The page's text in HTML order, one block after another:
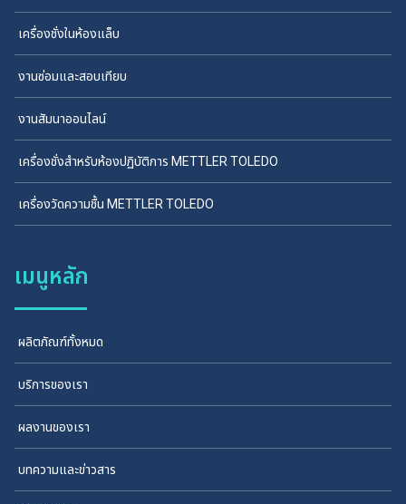
เครื่องชั่งในห้องแล็บ
งานซ่อมและสอบเทียบ
งานสัมนาออนไลน์
เครื่องชั่งสำหรับห้องปฏิบัติการ METTLER TOLEDO
เครื่องวัดความชื้น METTLER TOLEDO
เมนูหลัก
ผลิตภัณฑ์ทั้งหมด
บริการของเรา
ผลงานของเรา
บทความและข่าวสาร